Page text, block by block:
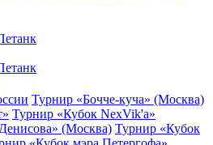
Турнир «Бочче-куча» (Москва)
Турнир «Кубок NexVik'a»
(Москва) Турнир «Кубок